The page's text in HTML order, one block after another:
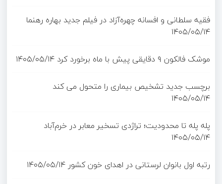
فقیه سلطانی و افسانه چهره‌آزاد در فیلم جدید بهاره رهنما
۱۴۰۵/۰۵/۱۴
موشک فالکون ۹ دقایقی پیش با ماه برخورد کرد
۱۴۰۵/۰۵/۱۴
برچسب جدید تشخیص بیماری را متحول می کند
۱۴۰۵/۰۵/۱۴
پله پله تا محدودیت؛ تراژدی تسخیر معابر در خرم‌آباد
۱۴۰۵/۰۵/۱۴
رتبه اول بانوان لرستانی در اهدای خون کشور ۱۴۰۵/۰۵/۱۴